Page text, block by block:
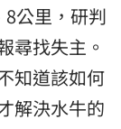
公里，研判
尋找失主。
知道該如何
解決水牛的